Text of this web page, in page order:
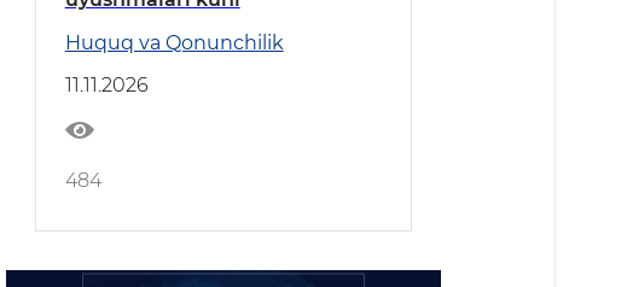
Huquq va Qonunchilik
11.11.2026
484